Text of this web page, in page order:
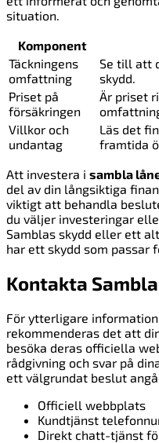
situation.
Komponent
Täckningens
omfattning
Se till att
skydd.
Priset på
försäkringen
Är priset
Villkor och
undantag
Läs det
framtida
Att investera i sambla
del av din långsiktiga
viktigt att behandla
du väljer investeringar
Samblas skydd eller ett
har ett skydd som passar
Kontakta
För ytterligare
rekommenderas det att
besöka deras officiella
rådgivning och svar på
ett välgrundat beslut
Officiell webbplats
Kundtjänst
Direkt chatt-tjänst